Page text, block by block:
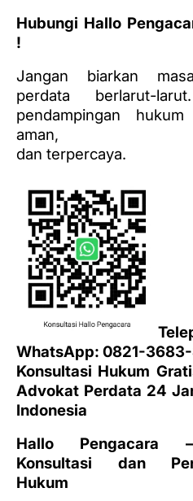
Hubungi Hallo
!
Jangan biarkan
perdata berlarut-
pendampingan hukum
aman,
dan terpercaya.
WhatsApp: 0821-
Konsultasi Hukum
Advokat Perdata 24
Indonesia
Hallo Pengacara
Konsultasi dan
Hukum